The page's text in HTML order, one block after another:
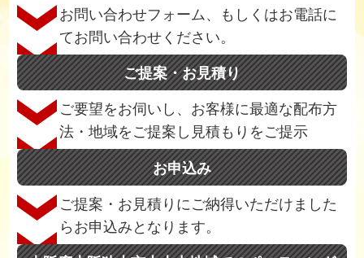
お問い合わせフォーム、もしくはお電話に
てお問い合わせください。
ご提案・お見積り
ご要望をお伺いし、お客様に最適な配布方
法・地域をご提案し見積もりをご提示
お申込み
ご提案・お見積りにご納得いただけました
らお申込みとなります。